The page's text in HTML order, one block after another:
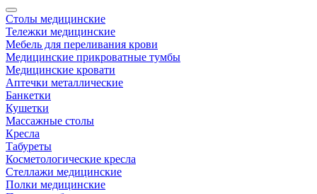
Столы медицинские
Тележки медицинские
Мебель для переливания крови
Медицинские прикроватные тумбы
Медицинские кровати
Аптечки металлические
Банкетки
Кушетки
Массажные столы
Кресла
Табуреты
Косметологические кресла
Стеллажи медицинские
Полки медицинские